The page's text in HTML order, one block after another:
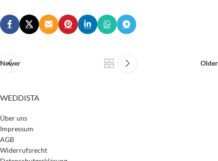
Newer Older
WEDDISTA
Über uns
Impressum
AGB
Widerrufsrecht